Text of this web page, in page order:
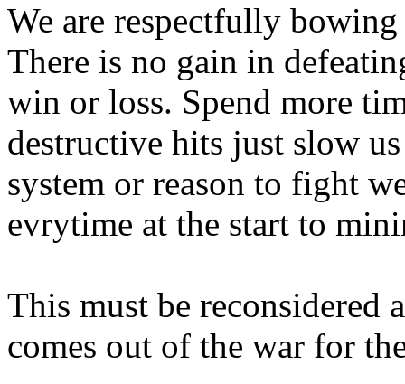
We are respectfully
There is no gain in
win or loss. Spend more
destructive hits just slow
system or reason to fight
evrytime at the start to
This must be reconsidered
comes out of the war for